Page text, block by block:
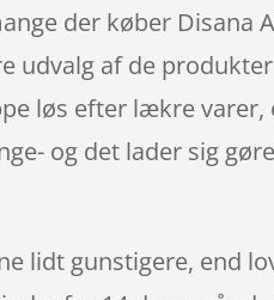
der køber
udvalg af de
løs efter lækre varer,
og det lader sig
lidt gunstigere, end